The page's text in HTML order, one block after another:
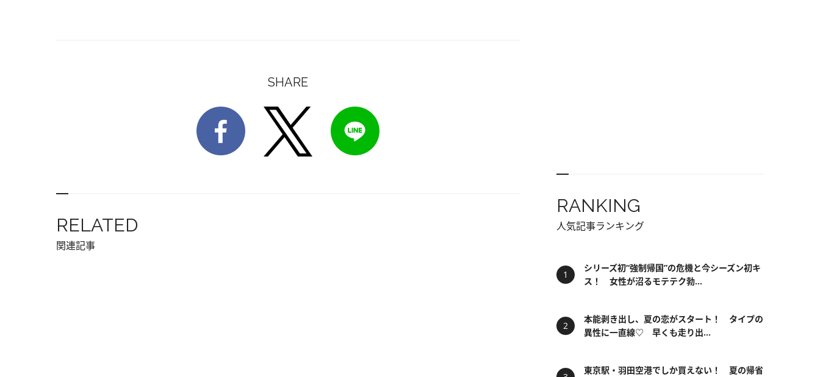
SHARE
RELATED
関連記事
RANKING
人気記事ランキング
シリーズ初“強制帰国”の危機と今シーズン初キ
ス！ 女性が沼るモテテク勃...
本能剥き出し、夏の恋がスタート！ タイプの
異性に一直線♡ 早くも走り出...
東京駅・羽田空港でしか買えない！ 夏の帰省